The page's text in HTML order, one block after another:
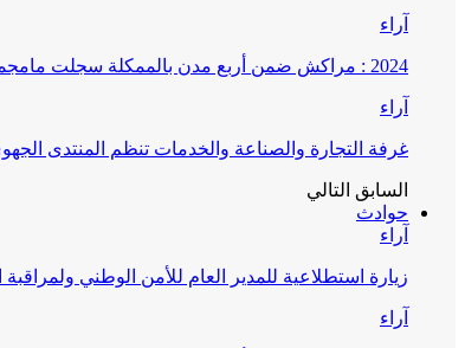
آراء
2024 : مراكش ضمن أربع مدن بالممكلة سجلت مامجموعه 656 قضية تتعلق بغسيل الأموال
آراء
غرفة التجارة والصناعة والخدمات تنظم المنتدى
السابق التالي
حوادث
آراء
زيارة استطلاعية للمدير العام للأمن الوطني
آراء